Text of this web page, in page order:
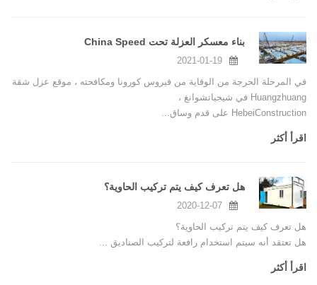
بناء معسكر العزلة تحت China Speed
2021-01-19
في المرحلة الحرجة من الوقاية من فيروس كورونا ومكافحته ، موقع عزل شقة
Huangzhuang في شيجياتشوانغ ،
HebeiConstruction على قدم وساق...
اقرأ أكثر
هل تعرف كيف يتم تركيب الحاوية؟
2020-12-07
هل تعرف كيف يتم تركيب الحاوية؟
هل تعتقد أنه سيتم استخدام رافعة لتركيب الصناديق ...
اقرأ أكثر